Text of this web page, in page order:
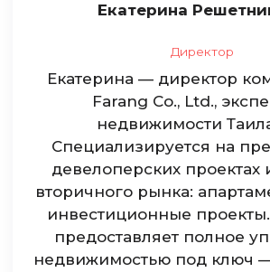
Екатерина
Директор
Екатерина — директор
Farang Co., Ltd.,
недвижимости
Специализируется на
девелоперских проектах
вторичного рынка:
инвестиционные
предоставляет полное
недвижимостью под ключ